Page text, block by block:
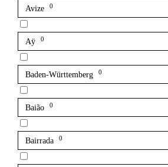
Avize 0
Aÿ 0
Baden-Württemberg 0
Baião 0
Bairrada 0